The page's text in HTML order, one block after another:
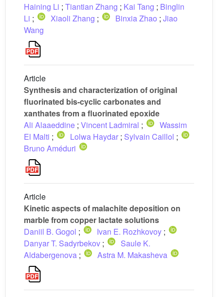
Haining Li ; Tiantian Zhang ; Kai Tang ; Binglin
Li ; Xiaoli Zhang ; Binxia Zhao ; Jiao
Wang
Article
Synthesis and characterization of original
fluorinated bis-cyclic carbonates and
xanthates from a fluorinated epoxide
Ali Alaaeddine ; Vincent Ladmiral ;
Wassim
El Malti ; Lolwa Haydar ; Sylvain Caillol ;
Bruno Améduri
Article
Kinetic aspects of malachite deposition on
marble from copper lactate solutions
Daniil B. Gogol ; Ivan E. Rozhkovoy ;
Danyar T. Sadyrbekov ;
Saule K.
Aldabergenova ; Astra M. Makasheva